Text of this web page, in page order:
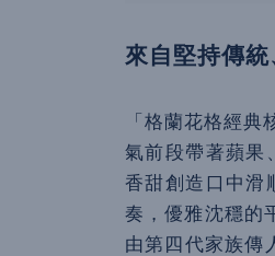
來自堅持傳
「格蘭花格經
氣前段帶著蘋果
香甜創造口中滑
奏，優雅沈穩的
由第四代家族傳